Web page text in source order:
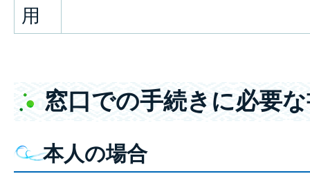
用
窓口での手続きに必要
本人の場合